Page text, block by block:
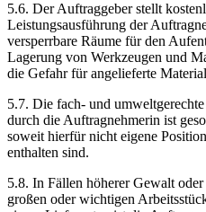
5.6. Der Auftraggeber stellt
Leistungsausführung der
versperrbare Räume für den
Lagerung von Werkzeugen und
die Gefahr für angelieferte
5.7. Die fach- und
durch die Auftragnehmerin ist
soweit hierfür nicht eigene
enthalten sind.
5.8. In Fällen höherer Gewalt
großen oder wichtigen